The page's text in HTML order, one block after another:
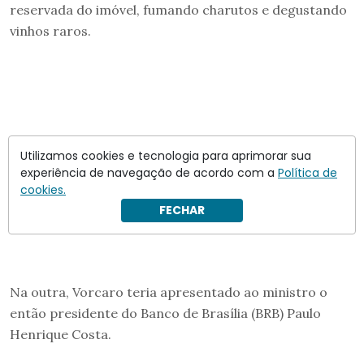
reservada do imóvel, fumando charutos e degustando
vinhos raros.
Na outra, Vorcaro teria apresentado ao ministro o
então presidente do Banco de Brasília (BRB) Paulo
Henrique Costa.
Utilizamos cookies e tecnologia para aprimorar sua
experiência de navegação de acordo com a Política de
cookies.
FECHAR